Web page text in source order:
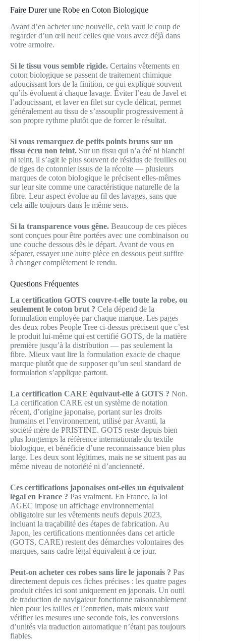
Faire Durer une Robe en Coton Biologique
Avant d’en acheter une nouvelle, cela vaut le coup de
regarder d’un œil neuf celles que vous avez déjà dans
votre armoire.
Si le tissu vous semble rigide. Certains vêtements en
coton biologique se passent de traitement chimique
adoucissant lors de la finition, ce qui explique souvent
qu’ils évoluent à chaque lavage. Éviter l’eau de Javel et
l’adoucissant, et laver en filet sur cycle délicat, permet
généralement au tissu de s’assouplir progressivement à
son propre rythme plutôt que de forcer le résultat.
Si vous remarquez de petits points bruns sur un
tissu écru non teint. Sur un tissu qui n’a été ni blanchi
ni teint, il s’agit le plus souvent de résidus de feuilles ou
de tiges de cotonnier issus de la récolte — plusieurs
marques de coton biologique le précisent elles-mêmes
sur leur site comme une caractéristique naturelle de la
fibre. Leur aspect évolue au fil des lavages, sans que
cela aille toujours dans le même sens.
Si la transparence vous gêne. Beaucoup de ces pièces
sont conçues pour être portées avec une combinaison ou
une couche dessous dès le départ. Avant de vous en
séparer, essayer une autre pièce en dessous peut suffire
à changer complètement le rendu.
Questions Fréquentes
La certification GOTS couvre-t-elle toute la robe, ou
seulement le coton brut ? Cela dépend de la
formulation employée par chaque marque. Les pages
des deux robes People Tree ci-dessus précisent que c’est
le produit lui-même qui est certifié GOTS, de la matière
première jusqu’à la distribution — pas seulement la
fibre. Mieux vaut lire la formulation exacte de chaque
marque plutôt que de supposer qu’un seul standard de
formulation s’applique partout.
La certification CARE équivaut-elle à GOTS ? Non.
La certification CARE est un système de notation
récent, d’origine japonaise, portant sur les droits
humains et l’environnement, utilisé par Avanti, la
société mère de PRISTINE. GOTS reste depuis bien
plus longtemps la référence internationale du textile
biologique, et bénéficie d’une reconnaissance bien plus
large. Les deux sont légitimes, mais ne se situent pas au
même niveau de notoriété ni d’ancienneté.
Ces certifications japonaises ont-elles un équivalent
légal en France ? Pas vraiment. En France, la loi
AGEC impose un affichage environnemental
obligatoire sur les vêtements neufs depuis 2023,
incluant la traçabilité des étapes de fabrication. Au
Japon, les certifications mentionnées dans cet article
(GOTS, CARE) restent des démarches volontaires des
marques, sans cadre légal équivalent à ce jour.
Peut-on acheter ces robes sans lire le japonais ? Pas
directement depuis ces fiches précises : les quatre pages
produit citées ici sont uniquement en japonais. Un outil
de traduction de navigateur fonctionne raisonnablement
bien pour les tailles et l’entretien, mais mieux vaut
vérifier les mesures une seconde fois, les conversions
d’unités via traduction automatique n’étant pas toujours
fiables.